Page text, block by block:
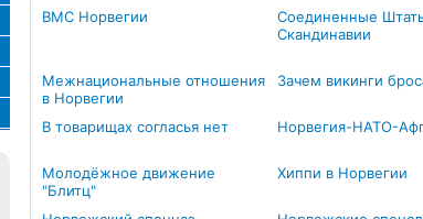
ВМС Норвегии
Соединенные
Скандинавии
Межнациональные отношения
в Норвегии
Зачем викинги
В товарищах согласья нет Норвегия-НАТО-
Молодёжное движение
"Блитц"
Хиппи в Норвегии